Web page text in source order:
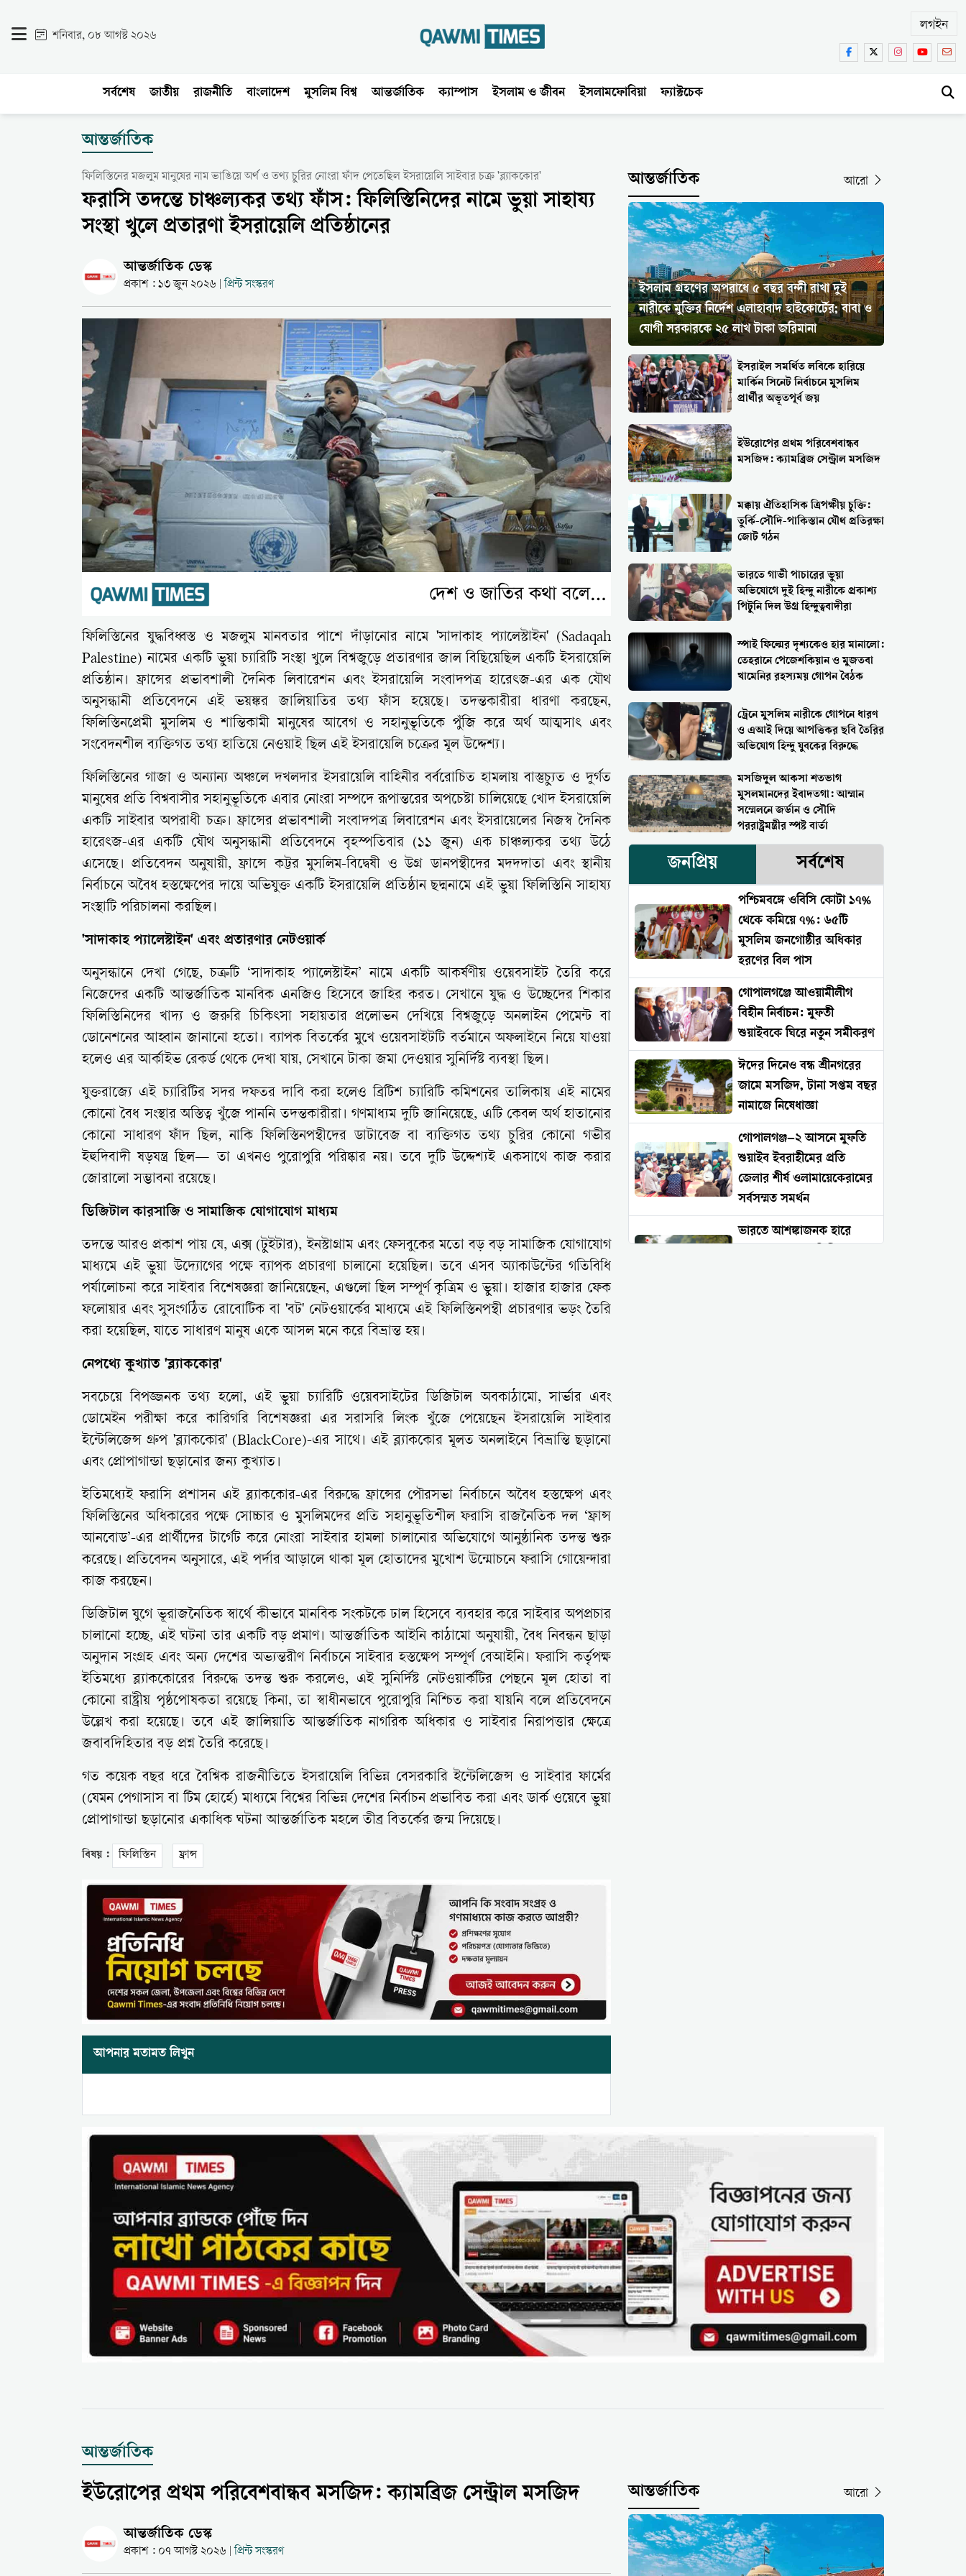
শনিবার, ০৮ আগস্ট ২০২৬
লগইন
সর্বশেষ জাতীয় রাজনীতি বাংলাদেশ মুসলিম বিশ্ব আন্তর্জাতিক ক্যাম্পাস ইসলাম ও জীবন ইসলামফোবিয়া ফ্যাক্টচেক
আন্তর্জাতিক
ফিলিস্তিনের মজলুম মানুষের নাম ভাঙিয়ে অর্থ ও তথ্য চুরির নোংরা ফাঁদ পেতেছিল ইসরায়েলি সাইবার চক্র 'ব্ল্যাককোর'
ফরাসি তদন্তে চাঞ্চল্যকর তথ্য ফাঁস: ফিলিস্তিনিদের নামে ভুয়া সাহায্য
সংস্থা খুলে প্রতারণা ইসরায়েলি প্রতিষ্ঠানের
আন্তর্জাতিক ডেস্ক
প্রকাশ : ১৩ জুন ২০২৬ প্রিন্ট সংস্করণ
ফিলিস্তিনের যুদ্ধবিধ্বস্ত ও মজলুম মানবতার পাশে দাঁড়ানোর নামে 'সাদাকাহ প্যালেস্টাইন' (Sadaqah
Palestine) নামের একটি ভুয়া চ্যারিটি সংস্থা খুলে বিশ্বজুড়ে প্রতারণার জাল বিছিয়েছিল একটি ইসরায়েলি
প্রতিষ্ঠান। ফ্রান্সের প্রভাবশালী দৈনিক লিবারেশন এবং ইসরায়েলি সংবাদপত্র হারেৎজ-এর এক যৌথ
অনুসন্ধানী প্রতিবেদনে এই ভয়ঙ্কর জালিয়াতির তথ্য ফাঁস হয়েছে। তদন্তকারীরা ধারণা করছেন,
ফিলিস্তিনপ্রেমী মুসলিম ও শান্তিকামী মানুষের আবেগ ও সহানুভূতিকে পুঁজি করে অর্থ আত্মসাৎ এবং
সংবেদনশীল ব্যক্তিগত তথ্য হাতিয়ে নেওয়াই ছিল এই ইসরায়েলি চক্রের মূল উদ্দেশ্য।
ফিলিস্তিনের গাজা ও অন্যান্য অঞ্চলে দখলদার ইসরায়েলি বাহিনীর বর্বরোচিত হামলায় বাস্তুচ্যুত ও দুর্গত
মানুষের প্রতি বিশ্ববাসীর সহানুভূতিকে এবার নোংরা সম্পদে রূপান্তরের অপচেষ্টা চালিয়েছে খোদ ইসরায়েলি
একটি সাইবার অপরাধী চক্র। ফ্রান্সের প্রভাবশালী সংবাদপত্র লিবারেশন এবং ইসরায়েলের নিজস্ব দৈনিক
হারেৎজ-এর একটি যৌথ অনুসন্ধানী প্রতিবেদনে বৃহস্পতিবার (১১ জুন) এক চাঞ্চল্যকর তথ্য উঠে
এসেছে। প্রতিবেদন অনুযায়ী, ফ্রান্সে কট্টর মুসলিম-বিদ্বেষী ও উগ্র ডানপন্থীদের মদদদাতা এবং স্থানীয়
নির্বাচনে অবৈধ হস্তক্ষেপের দায়ে অভিযুক্ত একটি ইসরায়েলি প্রতিষ্ঠান ছদ্মনামে এই ভুয়া ফিলিস্তিনি সাহায্য
সংস্থাটি পরিচালনা করছিল।
'সাদাকাহ প্যালেস্টাইন' এবং প্রতারণার নেটওয়ার্ক
অনুসন্ধানে দেখা গেছে, চক্রটি ‘সাদাকাহ প্যালেস্টাইন’ নামে একটি আকর্ষণীয় ওয়েবসাইট তৈরি করে
নিজেদের একটি আন্তর্জাতিক মানবিক এনজিও হিসেবে জাহির করত। সেখানে যুদ্ধ ও উচ্ছেদের শিকার
ফিলিস্তিনিদের খাদ্য ও জরুরি চিকিৎসা সহায়তার প্রলোভন দেখিয়ে বিশ্বজুড়ে অনলাইন পেমেন্ট বা
ডোনেশনের আহ্বান জানানো হতো। ব্যাপক বিতর্কের মুখে ওয়েবসাইটটি বর্তমানে অফলাইনে নিয়ে যাওয়া
হলেও এর আর্কাইভ রেকর্ড থেকে দেখা যায়, সেখানে টাকা জমা দেওয়ার সুনির্দিষ্ট ব্যবস্থা ছিল।
যুক্তরাজ্যে এই চ্যারিটির সদর দফতর দাবি করা হলেও ব্রিটিশ চ্যারিটি কমিশনের তালিকায় এই নামের
কোনো বৈধ সংস্থার অস্তিত্ব খুঁজে পাননি তদন্তকারীরা। গণমাধ্যম দুটি জানিয়েছে, এটি কেবল অর্থ হাতানোর
কোনো সাধারণ ফাঁদ ছিল, নাকি ফিলিস্তিনপন্থীদের ডাটাবেজ বা ব্যক্তিগত তথ্য চুরির কোনো গভীর
ইহুদিবাদী ষড়যন্ত্র ছিল— তা এখনও পুরোপুরি পরিষ্কার নয়। তবে দুটি উদ্দেশ্যই একসাথে কাজ করার
জোরালো সম্ভাবনা রয়েছে।
ডিজিটাল কারসাজি ও সামাজিক যোগাযোগ মাধ্যম
তদন্তে আরও প্রকাশ পায় যে, এক্স (টুইটার), ইনস্টাগ্রাম এবং ফেসবুকের মতো বড় বড় সামাজিক যোগাযোগ
মাধ্যমে এই ভুয়া উদ্যোগের পক্ষে ব্যাপক প্রচারণা চালানো হয়েছিল। তবে এসব অ্যাকাউন্টের গতিবিধি
পর্যালোচনা করে সাইবার বিশেষজ্ঞরা জানিয়েছেন, এগুলো ছিল সম্পূর্ণ কৃত্রিম ও ভুয়া। হাজার হাজার ফেক
ফলোয়ার এবং সুসংগঠিত রোবোটিক বা 'বট' নেটওয়ার্কের মাধ্যমে এই ফিলিস্তিনপন্থী প্রচারণার ভড়ং তৈরি
করা হয়েছিল, যাতে সাধারণ মানুষ একে আসল মনে করে বিভ্রান্ত হয়।
নেপথ্যে কুখ্যাত 'ব্ল্যাককোর'
সবচেয়ে বিপজ্জনক তথ্য হলো, এই ভুয়া চ্যারিটি ওয়েবসাইটের ডিজিটাল অবকাঠামো, সার্ভার এবং
ডোমেইন পরীক্ষা করে কারিগরি বিশেষজ্ঞরা এর সরাসরি লিংক খুঁজে পেয়েছেন ইসরায়েলি সাইবার
ইন্টেলিজেন্স গ্রুপ 'ব্ল্যাককোর' (BlackCore)-এর সাথে। এই ব্ল্যাককোর মূলত অনলাইনে বিভ্রান্তি ছড়ানো
এবং প্রোপাগান্ডা ছড়ানোর জন্য কুখ্যাত।
ইতিমধ্যেই ফরাসি প্রশাসন এই ব্ল্যাককোর-এর বিরুদ্ধে ফ্রান্সের পৌরসভা নির্বাচনে অবৈধ হস্তক্ষেপ এবং
ফিলিস্তিনের অধিকারের পক্ষে সোচ্চার ও মুসলিমদের প্রতি সহানুভূতিশীল ফরাসি রাজনৈতিক দল ‘ফ্রান্স
আনবোড’-এর প্রার্থীদের টার্গেট করে নোংরা সাইবার হামলা চালানোর অভিযোগে আনুষ্ঠানিক তদন্ত শুরু
করেছে। প্রতিবেদন অনুসারে, এই পর্দার আড়ালে থাকা মূল হোতাদের মুখোশ উন্মোচনে ফরাসি গোয়েন্দারা
কাজ করছেন।
ডিজিটাল যুগে ভূরাজনৈতিক স্বার্থে কীভাবে মানবিক সংকটকে ঢাল হিসেবে ব্যবহার করে সাইবার অপপ্রচার
চালানো হচ্ছে, এই ঘটনা তার একটি বড় প্রমাণ। আন্তর্জাতিক আইনি কাঠামো অনুযায়ী, বৈধ নিবন্ধন ছাড়া
অনুদান সংগ্রহ এবং অন্য দেশের অভ্যন্তরীণ নির্বাচনে সাইবার হস্তক্ষেপ সম্পূর্ণ বেআইনি। ফরাসি কর্তৃপক্ষ
ইতিমধ্যে ব্ল্যাককোরের বিরুদ্ধে তদন্ত শুরু করলেও, এই সুনির্দিষ্ট নেটওয়ার্কটির পেছনে মূল হোতা বা
কোনো রাষ্ট্রীয় পৃষ্ঠপোষকতা রয়েছে কিনা, তা স্বাধীনভাবে পুরোপুরি নিশ্চিত করা যায়নি বলে প্রতিবেদনে
উল্লেখ করা হয়েছে। তবে এই জালিয়াতি আন্তর্জাতিক নাগরিক অধিকার ও সাইবার নিরাপত্তার ক্ষেত্রে
জবাবদিহিতার বড় প্রশ্ন তৈরি করেছে।
গত কয়েক বছর ধরে বৈশ্বিক রাজনীতিতে ইসরায়েলি বিভিন্ন বেসরকারি ইন্টেলিজেন্স ও সাইবার ফার্মের
(যেমন পেগাসাস বা টিম হোর্হে) মাধ্যমে বিশ্বের বিভিন্ন দেশের নির্বাচন প্রভাবিত করা এবং ডার্ক ওয়েবে ভুয়া
প্রোপাগান্ডা ছড়ানোর একাধিক ঘটনা আন্তর্জাতিক মহলে তীব্র বিতর্কের জন্ম দিয়েছে।
বিষয় : ফিলিস্তিন ফ্রান্স
আপনার মতামত লিখুন
আন্তর্জাতিক আরো
ইসলাম গ্রহণের অপরাধে ৫ বছর বন্দী রাখা দুই
নারীকে মুক্তির নির্দেশ এলাহাবাদ হাইকোর্টের; বাবা ও
যোগী সরকারকে ২৫ লাখ টাকা জরিমানা
ইসরাইল সমর্থিত লবিকে হারিয়ে
মার্কিন সিনেট নির্বাচনে মুসলিম
প্রার্থীর অভূতপূর্ব জয়
ইউরোপের প্রথম পরিবেশবান্ধব
মসজিদ: ক্যামব্রিজ সেন্ট্রাল মসজিদ
মক্কায় ঐতিহাসিক ত্রিপক্ষীয় চুক্তি:
তুর্কি-সৌদি-পাকিস্তান যৌথ প্রতিরক্ষা
জোট গঠন
ভারতে গাভী পাচারের ভুয়া
অভিযোগে দুই হিন্দু নারীকে প্রকাশ্য
পিটুনি দিল উগ্র হিন্দুত্ববাদীরা
স্পাই ফিল্মের দৃশ্যকেও হার মানালো:
তেহরানে পেজেশকিয়ান ও মুজতবা
খামেনির রহস্যময় গোপন বৈঠক
ট্রেনে মুসলিম নারীকে গোপনে ধারণ
ও এআই দিয়ে আপত্তিকর ছবি তৈরির
অভিযোগ হিন্দু যুবকের বিরুদ্ধে
মসজিদুল আকসা শতভাগ
মুসলমানদের ইবাদতগা: আম্মান
সম্মেলনে জর্ডান ও সৌদি
পররাষ্ট্রমন্ত্রীর স্পষ্ট বার্তা
জনপ্রিয় সর্বশেষ
পশ্চিমবঙ্গে ওবিসি কোটা ১৭%
থেকে কমিয়ে ৭%: ৬৫টি
মুসলিম জনগোষ্ঠীর অধিকার
হরণের বিল পাস
গোপালগঞ্জে আওয়ামীলীগ
বিহীন নির্বাচন: মুফতী
শুয়াইবকে ঘিরে নতুন সমীকরণ
ঈদের দিনেও বন্ধ শ্রীনগরের
জামে মসজিদ, টানা সপ্তম বছর
নামাজে নিষেধাজ্ঞা
গোপালগঞ্জ–২ আসনে মুফতি
শুয়াইব ইবরাহীমের প্রতি
জেলার শীর্ষ ওলামায়েকেরামের
সর্বসম্মত সমর্থন
ভারতে আশঙ্কাজনক হারে
আন্তর্জাতিক
ইউরোপের প্রথম পরিবেশবান্ধব মসজিদ: ক্যামব্রিজ সেন্ট্রাল মসজিদ
আন্তর্জাতিক ডেস্ক
প্রকাশ : ০৭ আগস্ট ২০২৬ প্রিন্ট সংস্করণ
আন্তর্জাতিক আরো